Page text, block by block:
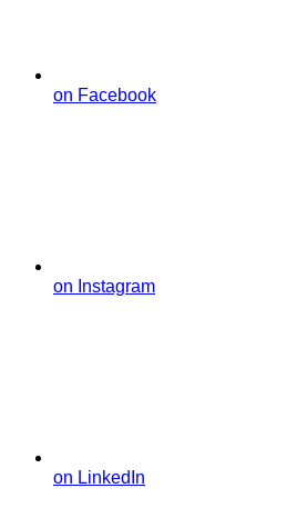
on Facebook
on Instagram
on LinkedIn